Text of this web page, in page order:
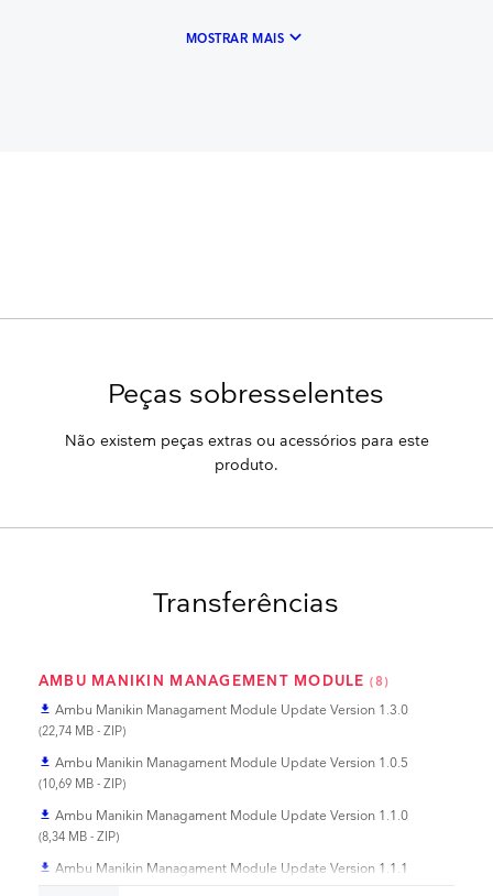
MOSTRAR MAIS keyboard_arrow_down
Peças sobresselentes
Não existem peças extras ou acessórios para este
produto.
Transferências
AMBU MANIKIN MANAGEMENT MODULE (8)
file_download Ambu Manikin Managament Module Update Version 1.3.0
(22,74 MB - ZIP)
file_download Ambu Manikin Managament Module Update Version 1.0.5
(10,69 MB - ZIP)
file_download Ambu Manikin Managament Module Update Version 1.1.0
(8,34 MB - ZIP)
file_download Ambu Manikin Managament Module Update Version 1.1.1